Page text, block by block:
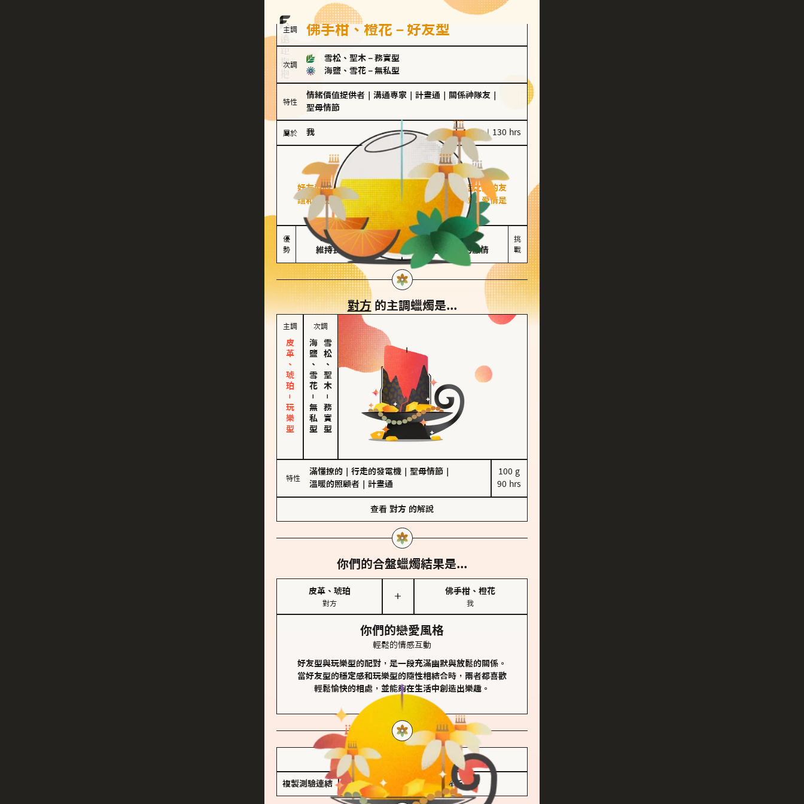
主調 佛手柑、橙花－好友型
次調
雪松、聖木 － 務實型
海鹽、雪花 － 無私型
特性
情緒價值提供者 溝通專家 計畫通 關係神隊友
聖母情節
屬於 我 100 g｜130 hrs
好友型的人喜歡分享生活中的點滴，重視與伴侶之間的友
誼和信任，穩定感是重要的關鍵詞。對他們來說，愛情是
心靈深處的共鳴和理解。
優
勢
擅長聆聽與溝通
維持長期穩定關係
不喜歡變化
缺乏關係中的激情
挑
戰
對方的主調蠟燭是...
主調
皮革、琥珀－玩樂型
次調
海鹽、雪花
－
無私型
雪松、聖木
－
務實型
特性
滿懂撩的 行走的發電機 聖母情節
溫暖的照顧者
計畫通
100 g
90 hrs
查看 對方 的解說
你們的合盤蠟燭結果是...
皮革、琥珀
對方
＋
佛手柑、橙花
我
你們的戀愛風格
輕鬆的情感互動
好友型與玩樂型的配對，是一段充滿幽默與放鬆的關係。
當好友型的穩定感和玩樂型的隨性相結合時，兩者都喜歡
輕鬆愉快的相處，並能夠在生活中創造出樂趣。
儲存我的結果圖
複製測驗連結 查看香氛類型全解析 >>>